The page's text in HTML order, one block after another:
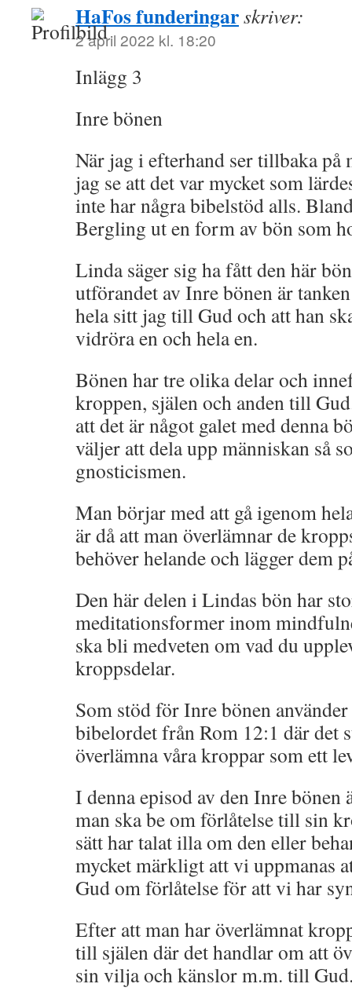
HaFos funderingarskriver:
2 april 2022 kl. 18:20
Inlägg 3
Inre bönen
När jag i efterhand ser tillbaka på
jag se att det var mycket som
inte har några bibelstöd alls.
Bergling ut en form av bön som
Linda säger sig ha fått den här
utförandet av Inre bönen är
hela sitt jag till Gud och att han
vidröra en och hela en.
Bönen har tre olika delar och
kroppen, själen och anden till
att det är något galet med denna
väljer att dela upp människan så
gnosticismen.
Man börjar med att gå igenom
är då att man överlämnar de
behöver helande och lägger dem
Den här delen i Lindas bön har
meditationsformer inom
ska bli medveten om vad du
kroppsdelar.
Som stöd för Inre bönen
bibelordet från Rom 12:1 där det
överlämna våra kroppar som ett
I denna episod av den Inre bönen
man ska be om förlåtelse till sin
sätt har talat illa om den eller
mycket märkligt att vi uppmanas
Gud om förlåtelse för att vi har
Efter att man har överlämnat
till själen där det handlar om att
sin vilja och känslor m.m. till